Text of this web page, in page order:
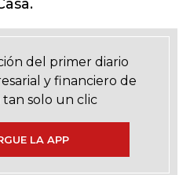
del primer diario
y financiero de
tan solo un clic
LA APP